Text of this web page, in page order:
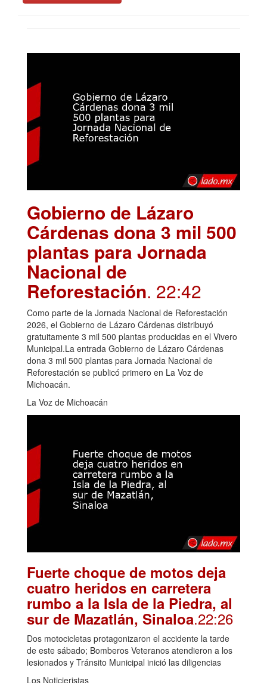
Gobierno de Lázaro
Cárdenas dona 3 mil 500
plantas para Jornada
Nacional de
Reforestación. 22:42
Como parte de la Jornada Nacional de Reforestación
2026, el Gobierno de Lázaro Cárdenas distribuyó
gratuitamente 3 mil 500 plantas producidas en el Vivero
Municipal.La entrada Gobierno de Lázaro Cárdenas
dona 3 mil 500 plantas para Jornada Nacional de
Reforestación se publicó primero en La Voz de
Michoacán.
La Voz de Michoacán
Fuerte choque de motos deja
cuatro heridos en carretera
rumbo a la Isla de la Piedra, al
sur de Mazatlán, Sinaloa.22:26
Dos motocicletas protagonizaron el accidente la tarde
de este sábado; Bomberos Veteranos atendieron a los
lesionados y Tránsito Municipal inició las diligencias
Los Noticieristas